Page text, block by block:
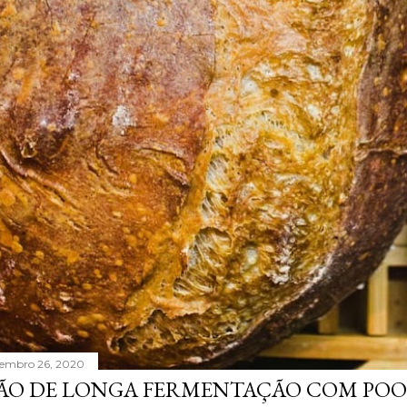
26, 2020
DE LONGA FERMENTAÇÃO COM